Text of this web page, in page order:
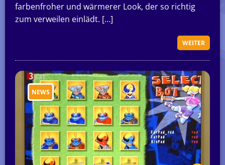
farbenfroher und wärmerer Look, der so richtig
zum verweilen einlädt. […]
WEITER
NEWS